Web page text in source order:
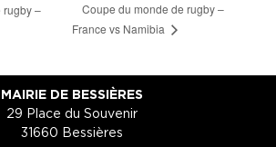
rugby –
Coupe du monde de rugby –
France vs Namibia
MAIRIE DE BESSIÈRES
29 Place du Souvenir
31660 Bessières